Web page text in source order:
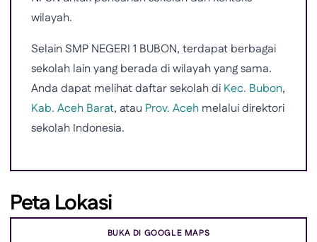
wilayah.
Selain SMP NEGERI 1 BUBON, terdapat berbagai
sekolah lain yang berada di wilayah yang sama.
Anda dapat melihat daftar sekolah di Kec. Bubon,
Kab. Aceh Barat, atau Prov. Aceh melalui direktori
sekolah Indonesia.
Peta Lokasi
BUKA DI GOOGLE MAPS